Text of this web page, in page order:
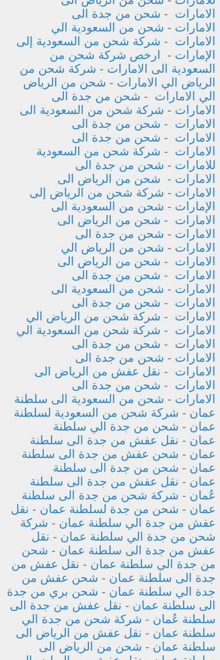
الامارات - شحن من جدة الى
الامارات - شحن من السعودية الي
الامارات - شركة شحن من السعودية إلى
الإمارات - ارخص شركة شحن من
السعودية الى الامارات - شركة شحن من
الرياض الي الامارات - شحن من الرياض
الي الامارات - شحن من جدة الى
الامارات - شركة شحن من السعودية الى
الامارات - شحن من جدة الى
الامارات - شحن من جدة الى
الامارات - شركة شحن من السعودية
للامارات - شحن من جدة الى
الامارات - شحن من الرياض الى
الامارات - شركة شحن من الرياض إلى
الإمارات - شحن من السعودية الى
الامارات - شحن من الرياض الى
الامارات - شحن من جدة الى
الامارات - شحن من الرياض الي
الامارات - شحن من الرياض الى
الامارات - شحن من جدة الى
الامارات - شحن من السعودية الى
الامارات - شحن من جدة الى
الامارات - شركة شحن من الرياض الي
الامارات - شركة شحن من السعودية الي
الامارات - شحن من جدة الى
الامارات - شحن من جدة الى
الامارات - نقل عفش من الرياض الى
الامارات - شحن من جدة الى
الامارات - شحن من السعودية الى سلطنة
عمان - شركة شحن من السعودية لسلطنة
عمان - شحن من جدة الي سلطنة
عمان - نقل عفش من جدة الى سلطنة
عمان - شحن عفش من جدة الى سلطنة
عمان - شحن من جدة الى سلطنة
عمان - نقل عفش من جدة الى سلطنة
عُمان - شركة شحن من جدة الى سلطنة
عمان - شحن من جدة لسلطنة عمان - نقل
عفش من جدة الي سلطنة عمان - شركة
شحن من جدة الي سلطنة عمان - نقل
عفش من جدة الى سلطنة عمان - شحن
من جدة الي سلطنة عمان - نقل عفش من
جدة الى سلطنة عمان - شحن عفش من
جدة الي سلطنة عمان - شحن بري من جدة
الى سلطنة عمان - نقل عفش من جدة الى
سلطنة عُمان - شركة شحن من جدة الي
سلطنة عمان - نقل عفش من الرياض الى
سلطنة عمان - شحن من الرياض الى